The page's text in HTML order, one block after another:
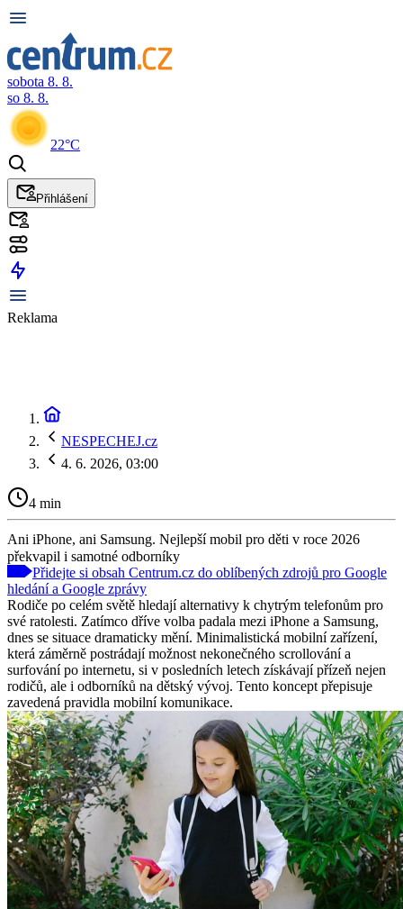
sobota 8. 8.
so 8. 8.
22°C
Přihlášení
Reklama
NESPECHEJ.cz
4. 6. 2026, 03:00
4 min
Ani iPhone, ani Samsung. Nejlepší mobil pro děti v roce 2026
překvapil i samotné odborníky
Přidejte si obsah Centrum.cz do oblíbených zdrojů pro Google
hledání a Google zprávy
Rodiče po celém světě hledají alternativy k chytrým telefonům pro
své ratolesti. Zatímco dříve volba padala mezi iPhone a Samsung,
dnes se situace dramaticky mění. Minimalistická mobilní zařízení,
která záměrně postrádají možnost nekonečného scrollování a
surfování po internetu, si v posledních letech získávají přízeň nejen
rodičů, ale i odborníků na dětský vývoj. Tento koncept přepisuje
zavedená pravidla mobilní komunikace.